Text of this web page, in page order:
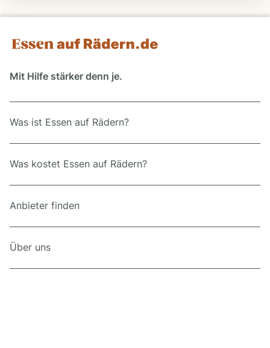
Mit Hilfe stärker denn je.
Was ist Essen auf Rädern?
Was kostet Essen auf Rädern?
Anbieter finden
Über uns